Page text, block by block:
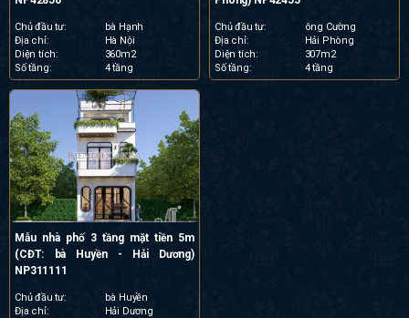
Chủ đầu tư:
bà Hạnh
Địa chỉ:
Hà Nội
Diện tích:
360m2
Số tầng:
4 tầng
Chủ đầu tư:
ông Cường
Địa chỉ:
Hải Phòng
Diện tích:
307m2
Số tầng:
4 tầng
Mẫu nhà phố 3 tầng mặt tiền 5m
(CĐT: bà Huyền - Hải Dương)
NP311111
Chủ đầu tư:
bà Huyền
Địa chỉ:
Hải Dương